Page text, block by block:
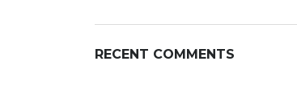
RECENT COMMENTS